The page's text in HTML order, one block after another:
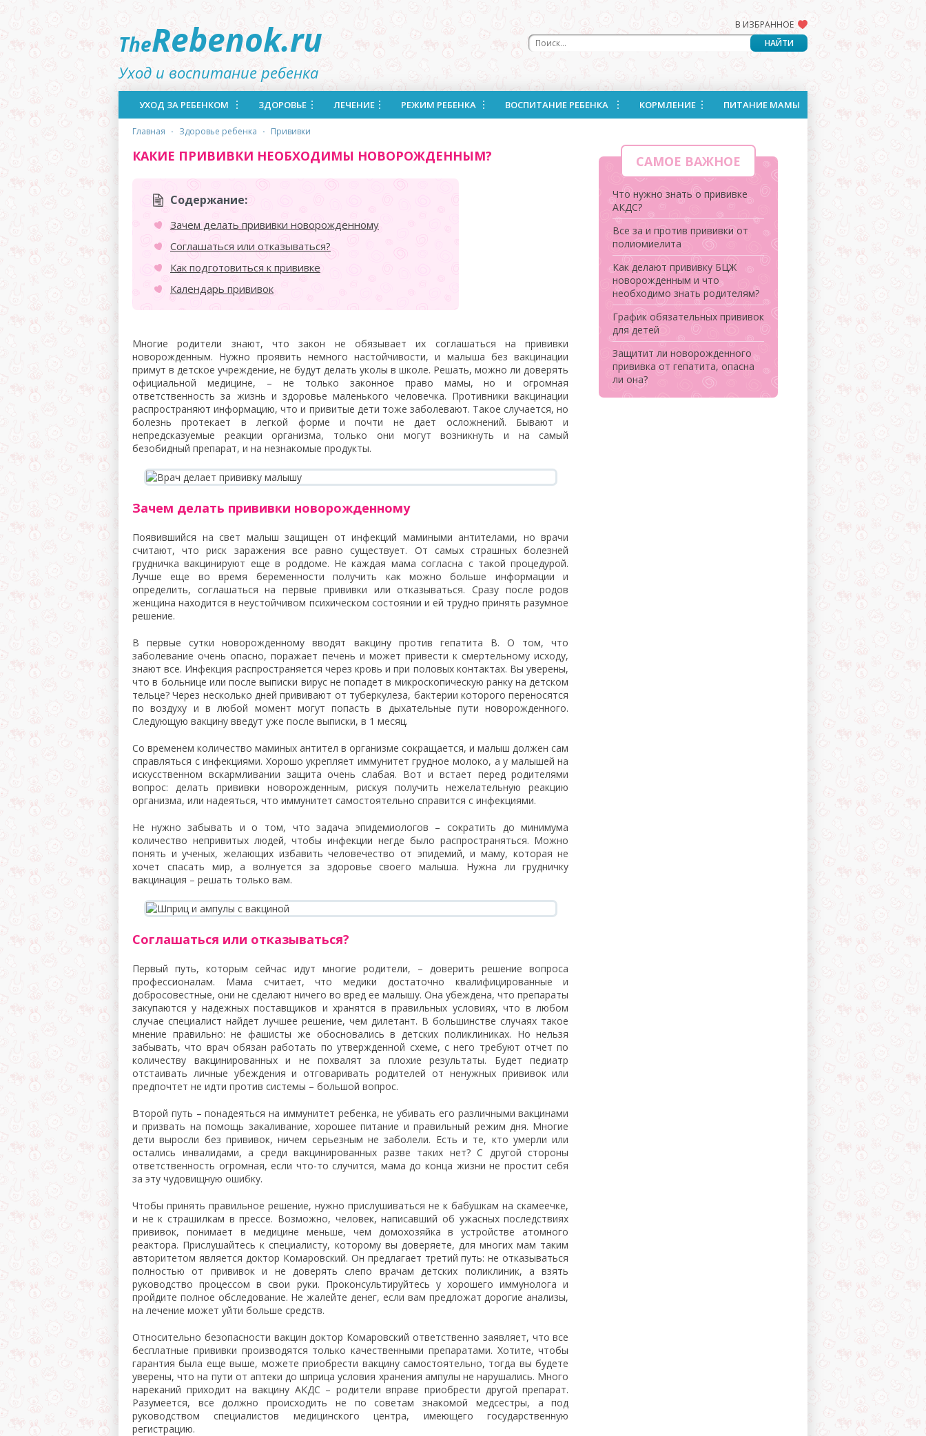
TheRebenok.ru
Уход и воспитание ребенка
В ИЗБРАННОЕ
УХОД ЗА РЕБЕНКОМ ЗДОРОВЬЕ ЛЕЧЕНИЕ РЕЖИМ РЕБЕНКА ВОСПИТАНИЕ РЕБЕНКА КОРМЛЕНИЕ ПИТАНИЕ МАМЫ
главная · здоровье ребенка · прививки
КАКИЕ ПРИВИВКИ НЕОБХОДИМЫ НОВОРОЖДЕННЫМ?
Содержание:
Зачем делать прививки новорожденному
Соглашаться или отказываться?
Как подготовиться к прививке
Календарь прививок
Многие родители знают, что закон не обязывает их соглашаться на прививки
новорожденным. Нужно проявить немного настойчивости, и малыша без вакцинации
примут в детское учреждение, не будут делать уколы в школе. Решать, можно ли доверять
официальной медицине, – не только законное право мамы, но и огромная
ответственность за жизнь и здоровье маленького человечка. Противники вакцинации
распространяют информацию, что и привитые дети тоже заболевают. Такое случается, но
болезнь протекает в легкой форме и почти не дает осложнений. Бывают и
непредсказуемые реакции организма, только они могут возникнуть и на самый
безобидный препарат, и на незнакомые продукты.
Зачем делать прививки новорожденному
Появившийся на свет малыш защищен от инфекций мамиными антителами, но врачи
считают, что риск заражения все равно существует. От самых страшных болезней
грудничка вакцинируют еще в роддоме. Не каждая мама согласна с такой процедурой.
Лучше еще во время беременности получить как можно больше информации и
определить, соглашаться на первые прививки или отказываться. Сразу после родов
женщина находится в неустойчивом психическом состоянии и ей трудно принять разумное
решение.
В первые сутки новорожденному вводят вакцину против гепатита B. О том, что
заболевание очень опасно, поражает печень и может привести к смертельному исходу,
знают все. Инфекция распространяется через кровь и при половых контактах. Вы уверены,
что в больнице или после выписки вирус не попадет в микроскопическую ранку на детском
тельце? Через несколько дней прививают от туберкулеза, бактерии которого переносятся
по воздуху и в любой момент могут попасть в дыхательные пути новорожденного.
Следующую вакцину введут уже после выписки, в 1 месяц.
Со временем количество маминых антител в организме сокращается, и малыш должен сам
справляться с инфекциями. Хорошо укрепляет иммунитет грудное молоко, а у малышей на
искусственном вскармливании защита очень слабая. Вот и встает перед родителями
вопрос: делать прививки новорожденным, рискуя получить нежелательную реакцию
организма, или надеяться, что иммунитет самостоятельно справится с инфекциями.
Не нужно забывать и о том, что задача эпидемиологов – сократить до минимума
количество непривитых людей, чтобы инфекции негде было распространяться. Можно
понять и ученых, желающих избавить человечество от эпидемий, и маму, которая не
хочет спасать мир, а волнуется за здоровье своего малыша. Нужна ли грудничку
вакцинация – решать только вам.
Соглашаться или отказываться?
Первый путь, которым сейчас идут многие родители, – доверить решение вопроса
профессионалам. Мама считает, что медики достаточно квалифицированные и
добросовестные, они не сделают ничего во вред ее малышу. Она убеждена, что препараты
закупаются у надежных поставщиков и хранятся в правильных условиях, что в любом
случае специалист найдет лучшее решение, чем дилетант. В большинстве случаях такое
мнение правильно: не фашисты же обосновались в детских поликлиниках. Но нельзя
забывать, что врач обязан работать по утвержденной схеме, с него требуют отчет по
количеству вакцинированных и не похвалят за плохие результаты. Будет педиатр
отстаивать личные убеждения и отговаривать родителей от ненужных прививок или
предпочтет не идти против системы – большой вопрос.
Второй путь – понадеяться на иммунитет ребенка, не убивать его различными вакцинами
и призвать на помощь закаливание, хорошее питание и правильный режим дня. Многие
дети выросли без прививок, ничем серьезным не заболели. Есть и те, кто умерли или
остались инвалидами, а среди вакцинированных разве таких нет? С другой стороны
ответственность огромная, если что-то случится, мама до конца жизни не простит себя
за эту чудовищную ошибку.
Чтобы принять правильное решение, нужно прислушиваться не к бабушкам на скамеечке,
и не к страшилкам в прессе. Возможно, человек, написавший об ужасных последствиях
прививок, понимает в медицине меньше, чем домохозяйка в устройстве атомного
реактора. Прислушайтесь к специалисту, которому вы доверяете, для многих мам таким
авторитетом является доктор Комаровский. Он предлагает третий путь: не отказываться
полностью от прививок и не доверять слепо врачам детских поликлиник, а взять
руководство процессом в свои руки. Проконсультируйтесь у хорошего иммунолога и
пройдите полное обследование. Не жалейте денег, если вам предложат дорогие анализы,
на лечение может уйти больше средств.
Относительно безопасности вакцин доктор Комаровский ответственно заявляет, что все
бесплатные прививки производятся только качественными препаратами. Хотите, чтобы
гарантия была еще выше, можете приобрести вакцину самостоятельно, тогда вы будете
уверены, что на пути от аптеки до шприца условия хранения ампулы не нарушались. Много
нареканий приходит на вакцину АКДС – родители вправе приобрести другой препарат.
Разумеется, все должно происходить не по советам знакомой медсестры, а под
руководством специалистов медицинского центра, имеющего государственную
регистрацию.
САМОЕ ВАЖНОЕ
Что нужно знать о прививке
АКДС?
Все за и против прививки от
полиомиелита
Как делают прививку БЦЖ
новорожденным и что
необходимо знать родителям?
График обязательных прививок
для детей
Защитит ли новорожденного
прививка от гепатита, опасна
ли она?